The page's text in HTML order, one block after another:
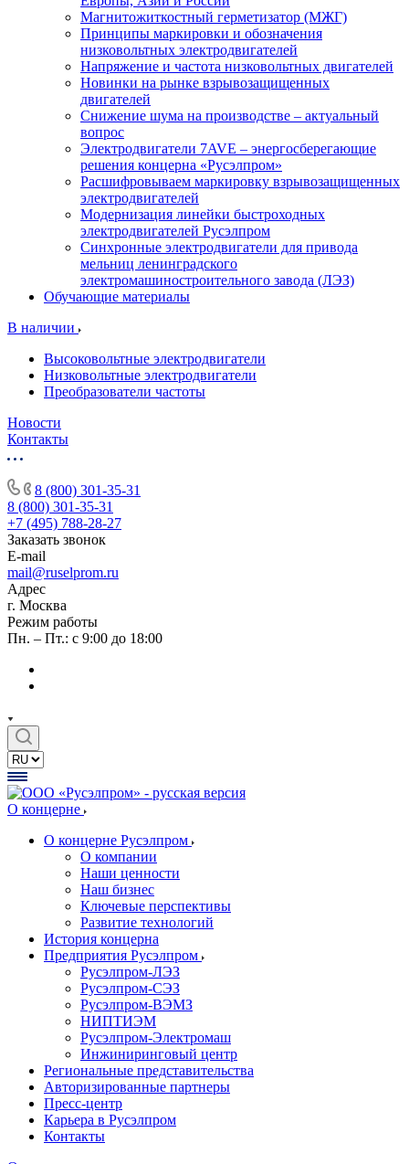
Магнитожиткостный герметизатор (МЖГ)
Принципы маркировки и обозначения
низковольтных электродвигателей
Напряжение и частота низковольтных двигателей
Новинки на рынке взрывозащищенных
двигателей
Снижение шума на производстве – актуальный
вопрос
Электродвигатели 7AVE – энергосберегающие
решения концерна «Русэлпром»
Расшифровываем маркировку взрывозащищенных
электродвигателей
Модернизация линейки быстроходных
электродвигателей Русэлпром
Синхронные электродвигатели для привода
мельниц ленинградского
электромашиностроительного завода (ЛЭЗ)
Обучающие материалы
В наличии
Высоковольтные электродвигатели
Низковольтные электродвигатели
Преобразователи частоты
Новости
Контакты
8 (800) 301-35-31
8 (800) 301-35-31
+7 (495) 788-28-27
Заказать звонок
E-mail
mail@ruselprom.ru
Адрес
г. Москва
Режим работы
Пн. – Пт.: с 9:00 до 18:00
О концерне
О концерне Русэлпром
О компании
Наши ценности
Наш бизнес
Ключевые перспективы
Развитие технологий
История концерна
Предприятия Русэлпром
Русэлпром-ЛЭЗ
Русэлпром-СЭЗ
Русэлпром-ВЭМЗ
НИПТИЭМ
Русэлпром-Электромаш
Инжиниринговый центр
Региональные представительства
Авторизированные партнеры
Пресс-центр
Карьера в Русэлпром
Контакты